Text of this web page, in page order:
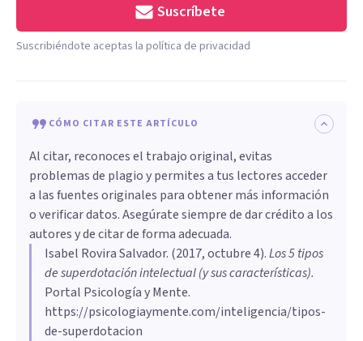
Suscríbete
Suscribiéndote aceptas la política de privacidad
CÓMO CITAR ESTE ARTÍCULO
Al citar, reconoces el trabajo original, evitas
problemas de plagio y permites a tus lectores acceder
a las fuentes originales para obtener más información
o verificar datos. Asegúrate siempre de dar crédito a los
autores y de citar de forma adecuada.
Isabel Rovira Salvador. (2017, octubre 4).Los 5 tipos
de superdotación intelectual (y sus características).
Portal Psicología y Mente.
https://psicologiaymente.com/inteligencia/tipos-
de-superdotacion